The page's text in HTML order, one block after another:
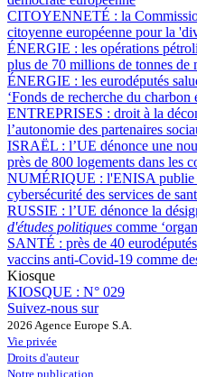
CITOYENNETÉ : la
citoyenne européenne pour la
ÉNERGIE : les opérations
plus de 70 millions de tonnes de
ÉNERGIE : les eurodéputés
‘Fonds de recherche du charbon
ENTREPRISES : droit à la
l’autonomie des partenaires
ISRAËL : l’UE dénonce une
près de 800 logements dans les
NUMÉRIQUE : l'ENISA publie
cybersécurité des services de
RUSSIE : l’UE dénonce la
d'études politiques comme
SANTÉ : près de 40
vaccins anti-Covid-19 comme
Kiosque
KIOSQUE : N° 029
Suivez-nous sur
2026 Agence Europe S.A.
Vie privée
Droits d'auteur
Notre publication